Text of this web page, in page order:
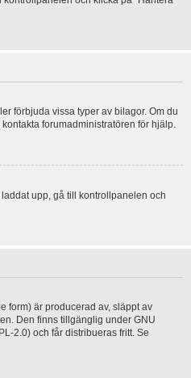
förbjuda vissa typer av bilagor. Om du
forumadministratören för hjälp.
upp, gå till kontrollpanelen och
form) är producerad av, släppt av
Den finns tillgänglig under GNU
2.0) och får distribueras fritt. Se